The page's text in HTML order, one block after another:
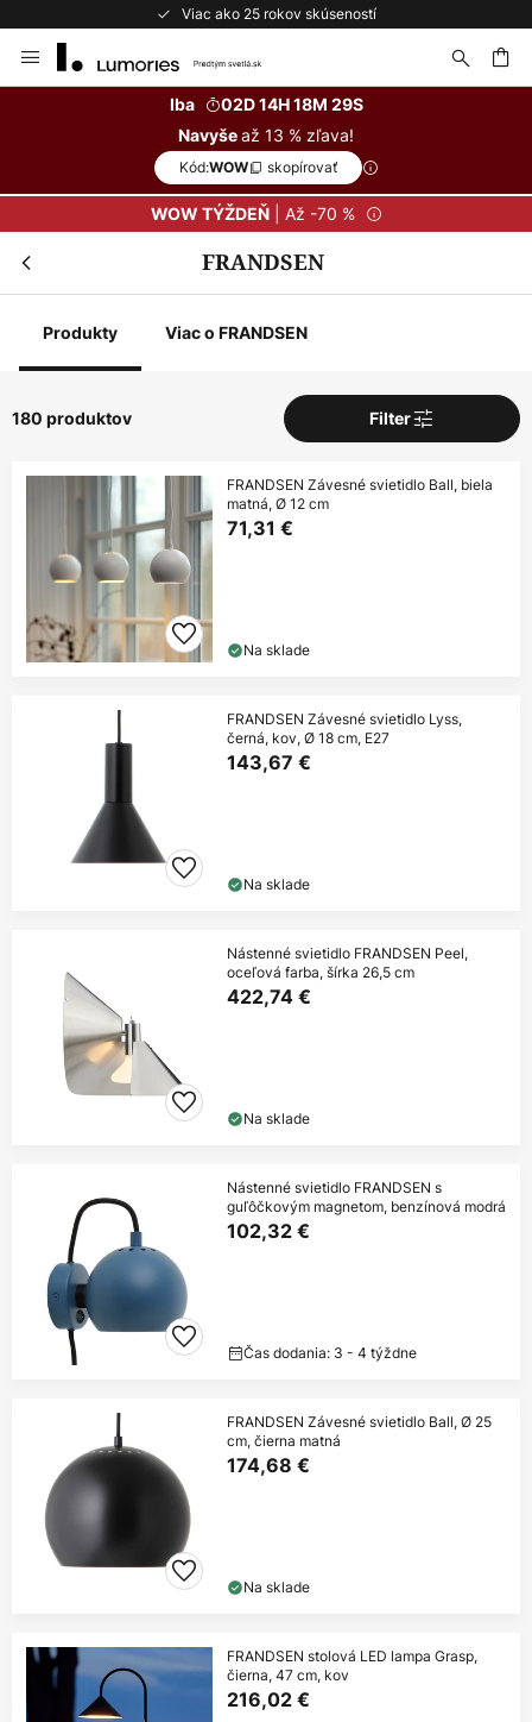
Bezplatné vrátenie do 50 dní
to
Iba
02D 14H 18M 27S
Navyšeaž 13 % zľava!
Kód:WOW skopírovať
WOW TÝŽDEŇ| Až -70 %
FRANDSEN
Produkty Viac o FRANDSEN
180 produktov Filter
FRANDSEN Závesné svietidlo Ball, biela
matná, Ø 12 cm
71,31 €
Na sklade
FRANDSEN Závesné svietidlo Lyss,
černá, kov, Ø 18 cm, E27
143,67 €
Na sklade
Nástenné svietidlo FRANDSEN Peel,
oceľová farba, šírka 26,5 cm
422,74 €
Na sklade
Nástenné svietidlo FRANDSEN s
guľôčkovým magnetom, benzínová modrá
102,32 €
Čas dodania: 3 - 4 týždne
FRANDSEN Závesné svietidlo Ball, Ø 25
cm, čierna matná
174,68 €
Na sklade
FRANDSEN stolová LED lampa Grasp,
čierna, 47 cm, kov
216,02 €